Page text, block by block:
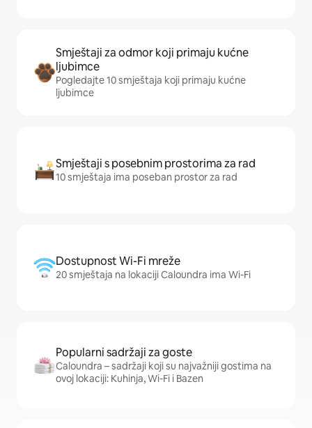
Smještaji za odmor koji primaju kućne
ljubimce
Pogledajte 10 smještaja koji primaju kućne
ljubimce
Smještaji s posebnim prostorima za rad
10 smještaja ima poseban prostor za rad
Dostupnost Wi-Fi mreže
20 smještaja na lokaciji Caloundra ima Wi-Fi
Popularni sadržaji za goste
Caloundra – sadržaji koji su najvažniji gostima na
ovoj lokaciji: Kuhinja, Wi-Fi i Bazen